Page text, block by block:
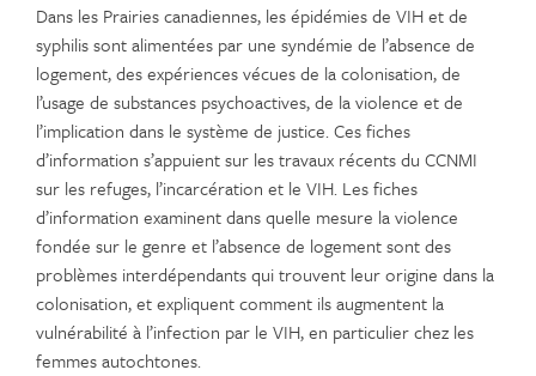
Dans les Prairies canadiennes, les épidémies de VIH et de
syphilis sont alimentées par une syndémie de l’absence de
logement, des expériences vécues de la colonisation, de
l’usage de substances psychoactives, de la violence et de
l’implication dans le système de justice. Ces fiches
d’information s’appuient sur les travaux récents du CCNMI
sur les refuges, l’incarcération et le VIH. Les fiches
d’information examinent dans quelle mesure la violence
fondée sur le genre et l’absence de logement sont des
problèmes interdépendants qui trouvent leur origine dans la
colonisation, et expliquent comment ils augmentent la
vulnérabilité à l’infection par le VIH, en particulier chez les
femmes autochtones.